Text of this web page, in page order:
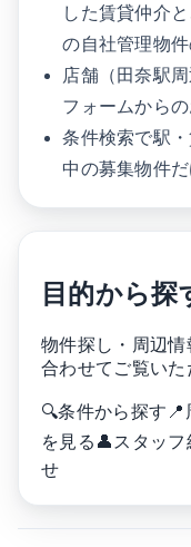
した賃貸仲介
の自社管理物件
店舗（田奈駅
フォームから
条件検索で駅
中の募集物件
目的から探
物件探し・周辺
合わせてご覧いた
🔍条件から探す 📍
を見る 👤 スタッフ
せ